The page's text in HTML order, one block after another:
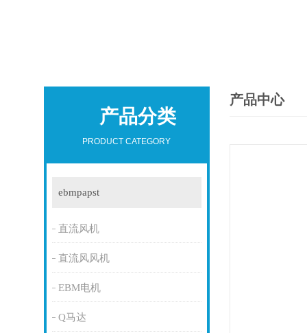
产品分类
PRODUCT CATEGORY
ebmpapst
直流风机
直流风风机
EBM电机
Q马达
产品中心